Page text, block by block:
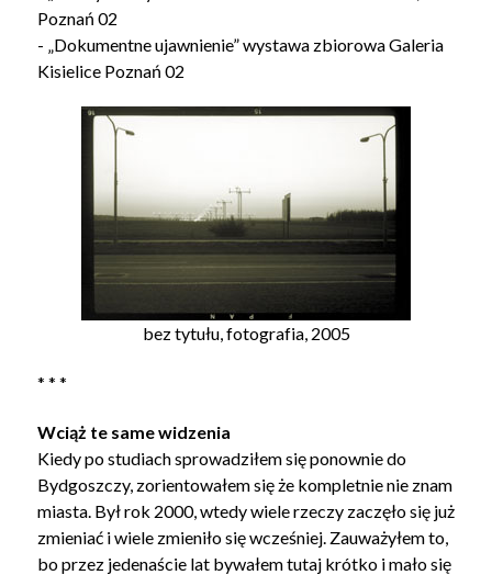
Poznań 02
- „Dokumentne ujawnienie” wystawa zbiorowa Galeria
Kisielice Poznań 02
bez tytułu, fotografia, 2005
* * *
Wciąż te same widzenia
Kiedy po studiach sprowadziłem się ponownie do
Bydgoszczy, zorientowałem się że kompletnie nie znam
miasta. Był rok 2000, wtedy wiele rzeczy zaczęło się już
zmieniać i wiele zmieniło się wcześniej. Zauważyłem to,
bo przez jedenaście lat bywałem tutaj krótko i mało się